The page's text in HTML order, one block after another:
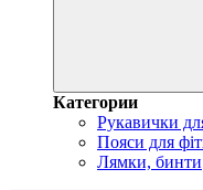
Категории
Рукавички
Пояси для
Лямки, бинти